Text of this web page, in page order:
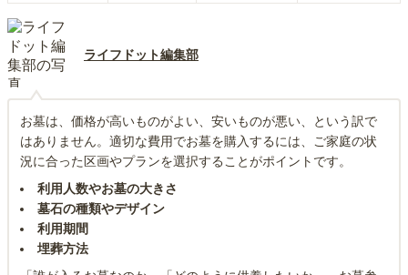
ライフドット編集部
お墓は、価格が高いものがよい、安いものが悪い、という訳で
はありません。適切な費用でお墓を購入するには、ご家庭の状
況に合った区画やプランを選択することがポイントです。
利用人数やお墓の大きさ
墓石の種類やデザイン
利用期間
埋葬方法